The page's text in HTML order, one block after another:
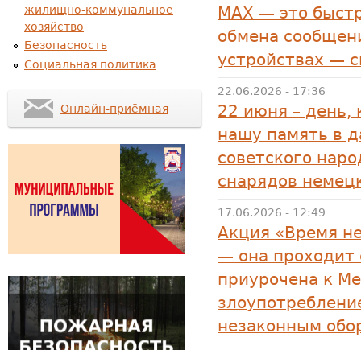
MAX — это
обмена
устройствах —
22.06.2026 - 17:36
22 июня – день,
нашу память в
советского
снарядов
17.06.2026 - 12:49
Акция «Время
— она проходит
приурочена к
незаконным
жилищно-коммунальное
хозяйство
Безопасность
Социальная политика
Онлайн-приёмная